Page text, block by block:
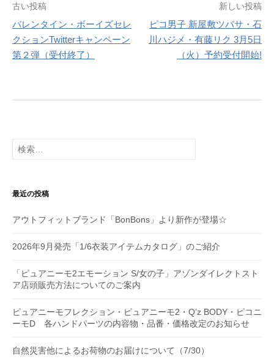
投
稿
ナ
シ
ョ
ン
古い投稿
バレンタイン・ボーイズセレ
クションTwitterキャンペーン
第２弾（受付終了）
新しい投稿
ピコ男子 新屋敷ツバサ・石
川ハジメ・有藤リク 3月5日
（火）予約受付開始!
検
索:
最近の投稿
アウトフィットブランド「BonBons」より新作が登場☆
2026年9月発売「1/6衣装アイテムカタログ」のご紹介
「ピュアニーモ2エモーション S/女の子」アゾンダイレクトスト
ア店頭販売方法についてのご案内
ピュアニーモフレクション・ピュアニーモ2・Q’z BODY・ピコニ
ーモD 各ハンドパーツの内容物・品番・価格改定のお知らせ
自然災害他によるお荷物のお届けについて（7/30）